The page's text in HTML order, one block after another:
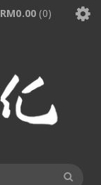
RM0.00 0